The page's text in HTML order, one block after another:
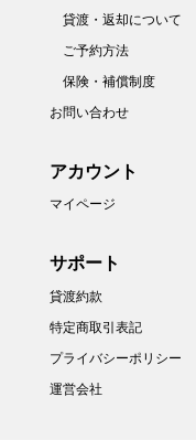
貸渡・返却について
ご予約方法
保険・補償制度
お問い合わせ
アカウント
マイページ
サポート
貸渡約款
特定商取引表記
プライバシーポリシー
運営会社